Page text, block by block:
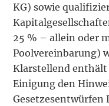
KG) sowie
25 % – allein oder
Poolvereinbarung)
Klarstellend
Einigung den